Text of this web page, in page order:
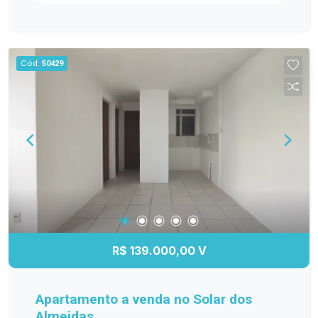
dormitório principal, proporcionando mais
organização e elegância. O banheiro possui box
de vidro, e o quarto principal conta com ar-
condicionado, garantindo maior conforto em
perfeita para reunir a família e os amigos, além
vidro, agregando ainda mais conforto e
valorização ao imóvel. Se você procura um
apartamento moderno, bem equipado e pronto
para receber sua família, esta é a oportunidade
ideal! Entre em contato e agende sua visita!
Cód. 50429
R$ 139.000,00 V
Apartamento a venda no Solar dos